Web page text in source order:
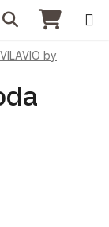
Hľadať
by